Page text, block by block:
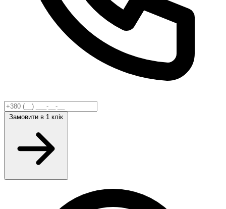
Замовити в 1 клік